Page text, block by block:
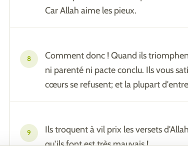
Car Allah aime les pieux.
8
Comment donc ! Quand ils
ni parenté ni pacte conclu. Ils vous
cœurs se refusent; et la plupart
9
Ils troquent à vil prix les versets
qu'ils font est très mauvais !